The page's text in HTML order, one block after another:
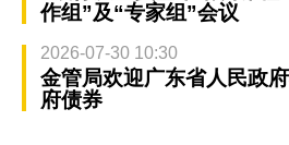
作组”及“专家组”会议
2026-07-30 10:30
金管局欢迎广东省人民政
府债券